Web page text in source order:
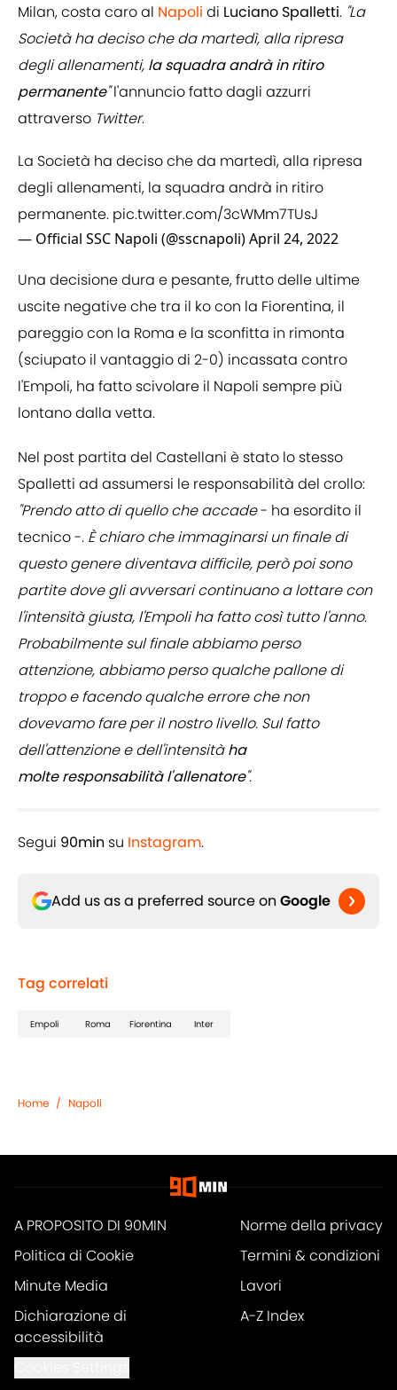
Milan, costa caro al Napoli di Luciano Spalletti. "La
Società ha deciso che da martedì, alla ripresa
degli allenamenti, la squadra andrà in ritiro
permanente"l'annuncio fatto dagli azzurri
attraverso Twitter.
La Società ha deciso che da martedì, alla ripresa
degli allenamenti, la squadra andrà in ritiro
permanente. pic.twitter.com/3cWMm7TUsJ
— Official SSC Napoli (@sscnapoli)April 24, 2022
Una decisione dura e pesante, frutto delle ultime
uscite negative che tra il ko con la Fiorentina, il
pareggio con la Roma e la sconfitta in rimonta
(sciupato il vantaggio di 2-0) incassata contro
l'Empoli, ha fatto scivolare il Napoli sempre più
lontano dalla vetta.
Nel post partita del Castellani è stato lo stesso
Spalletti ad assumersi le responsabilità del crollo:
"Prendo atto di quello che accade- ha esordito il
tecnico -. È chiaro che immaginarsi un finale di
questo genere diventava difficile, però poi sono
partite dove gli avversari continuano a lottare con
l'intensità giusta, l'Empoli ha fatto così tutto l'anno.
Probabilmente sul finale abbiamo perso
attenzione, abbiamo perso qualche pallone di
troppo e facendo qualche errore che non
dovevamo fare per il nostro livello. Sul fatto
dell'attenzione e dell'intensitàha
molte responsabilità l'allenatore".
Segui 90min su Instagram.
Add us as a preferred source on Google
Tag correlati
Empoli Roma Fiorentina Inter
Home / Napoli
A PROPOSITO DI 90MIN
Norme della privacy
Politica di Cookie
Termini & condizioni
Minute Media
Lavori
Dichiarazione di
accessibilità
A-Z Index